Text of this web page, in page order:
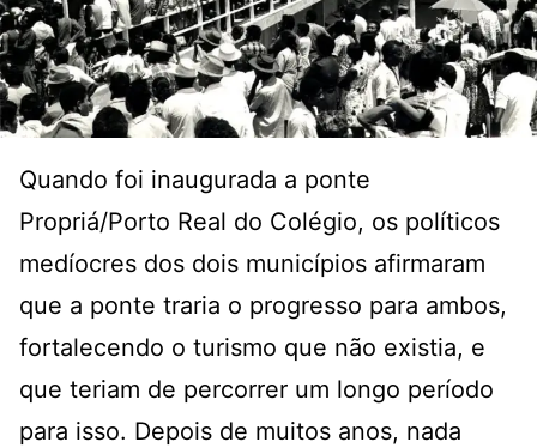
Quando foi inaugurada a ponte
Propriá/Porto Real do Colégio, os políticos
medíocres dos dois municípios afirmaram
que a ponte traria o progresso para ambos,
fortalecendo o turismo que não existia, e
que teriam de percorrer um longo período
para isso. Depois de muitos anos, nada